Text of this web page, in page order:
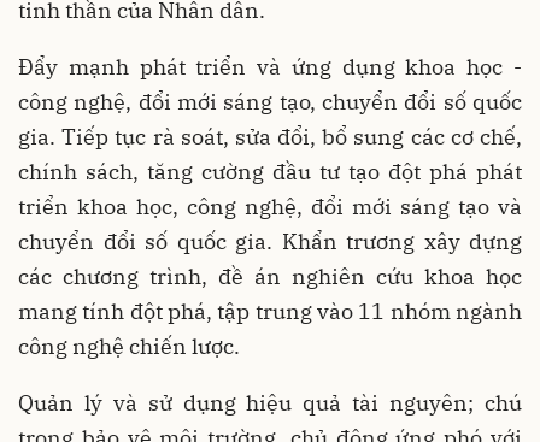
tinh thần của Nhân dân.
Đẩy mạnh phát triển và ứng dụng khoa học -
công nghệ, đổi mới sáng tạo, chuyển đổi số quốc
gia. Tiếp tục rà soát, sửa đổi, bổ sung các cơ chế,
chính sách, tăng cường đầu tư tạo đột phá phát
triển khoa học, công nghệ, đổi mới sáng tạo và
chuyển đổi số quốc gia. Khẩn trương xây dựng
các chương trình, đề án nghiên cứu khoa học
mang tính đột phá, tập trung vào 11 nhóm ngành
công nghệ chiến lược.
Quản lý và sử dụng hiệu quả tài nguyên; chú